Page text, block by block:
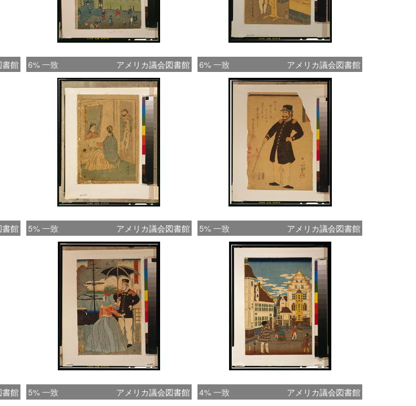
書館 6% 一致 アメリカ議会図書館 6% 一致 アメリカ議会図書館
書館 5% 一致 アメリカ議会図書館 5% 一致 アメリカ議会図書館
書館 5% 一致 アメリカ議会図書館 4% 一致 アメリカ議会図書館